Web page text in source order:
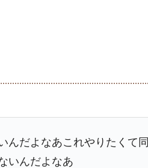
んだよなあこれやりたくて同
いんだよなあ